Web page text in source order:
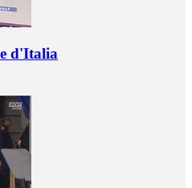
d'Italia